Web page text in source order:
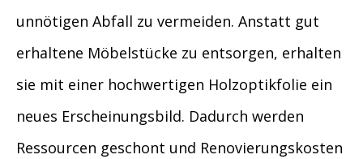
unnötigen Abfall zu vermeiden. Anstatt gut
erhaltene Möbelstücke zu entsorgen, erhalten
sie mit einer hochwertigen Holzoptikfolie ein
neues Erscheinungsbild. Dadurch werden
Ressourcen geschont und Renovierungskosten